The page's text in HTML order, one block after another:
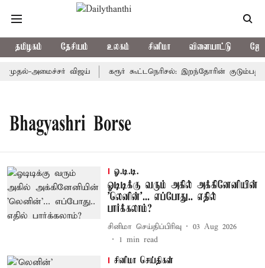
தமிழகம் தேசியம் உலகம் சினிமா விளையாட்டு
முதல்-அமைச்சர் விஜய் கரூர் கூட்டநெரிசல்: இறந்தோரின்
Bhagyashri Borse
ஓ.டி.டி.
ஓடிடிக்கு வரும் அகில் அக்கினேனியின்
'லெனின்'... எப்போது.. எதில்
பார்க்கலாம்?
சினிமா செய்திப்பிரிவு
03 Aug 2026
1 min read
சினிமா செய்திகள்